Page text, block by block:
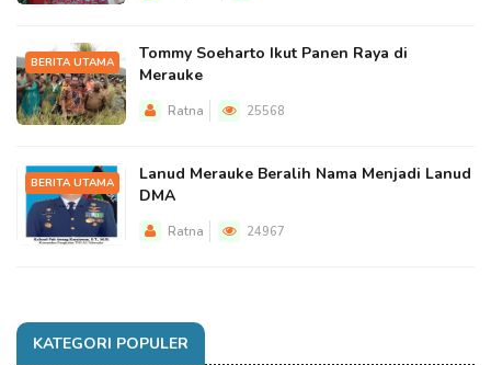
BERITA UTAMA
Tommy Soeharto Ikut Panen Raya di
Merauke
Ratna 25568
BERITA UTAMA
Lanud Merauke Beralih Nama Menjadi Lanud
DMA
Ratna 24967
KATEGORI POPULER